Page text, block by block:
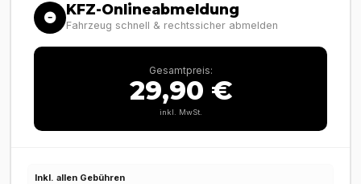
KFZ-Onlineabmeldung
Fahrzeug schnell & rechtssicher abmelden
Gesamtpreis:
29,90 €
inkl. MwSt.
Inkl. allen Gebühren